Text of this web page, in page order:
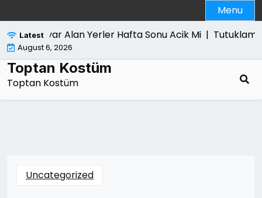
to
content
Menu
Latest
Bilgisayar Alan Yerler Hafta Sonu Acik Mi | Tutuklama
August 6, 2026
Toptan Kostüm
Toptan Kostüm
Uncategorized